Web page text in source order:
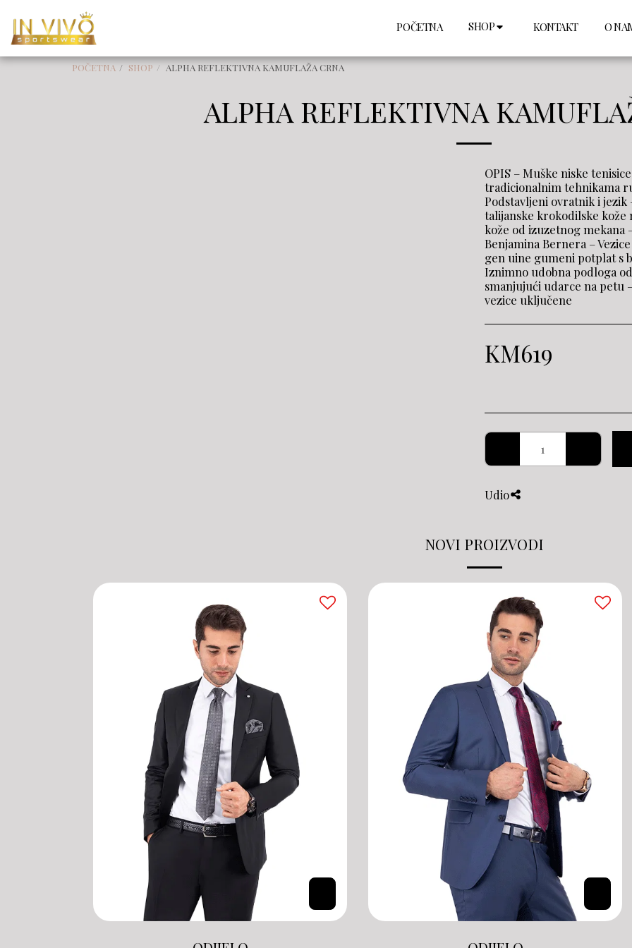
POČETNA SHOP KONTAKT O
POČETNA SHOP ALPHA REFLEKTIVNA KAMUFLAŽA CRNA
ALPHA REFLEKTIVNA
OPIS – Muške niske
tradicionalnim tehnikama
Podstavljeni ovratnik i
talijanske krokodilske kože
kože od izuzetnog mekana
Benjamina Bernera –
gen uine gumeni potplat s
Iznimno udobna podloga
smanjujući udarce na petu
vezice uključene
KM619
Udio
NOVI PROIZVODI